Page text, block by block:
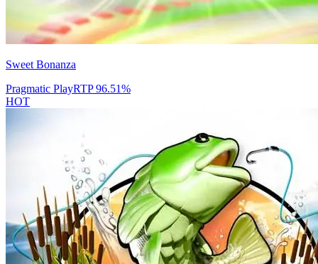
Sweet Bonanza
Pragmatic PlayRTP96.51%
HOT